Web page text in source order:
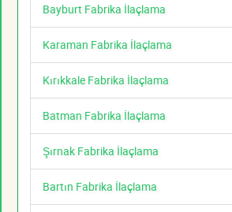
Bayburt Fabrika İlaçlama
Karaman Fabrika İlaçlama
Kırıkkale Fabrika İlaçlama
Batman Fabrika İlaçlama
Şırnak Fabrika İlaçlama
Bartın Fabrika İlaçlama